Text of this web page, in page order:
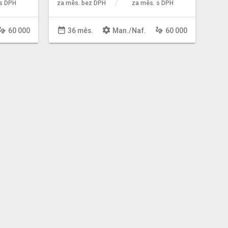
DPH
60 000
za měs. bez DPH za měs. s DPH
date_range 36 měs. settings Man./Naf. gesture 60 000